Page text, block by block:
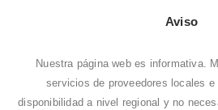
Aviso
Nuestra página web es informativa.
servicios de proveedores locales
disponibilidad a nivel regional y no